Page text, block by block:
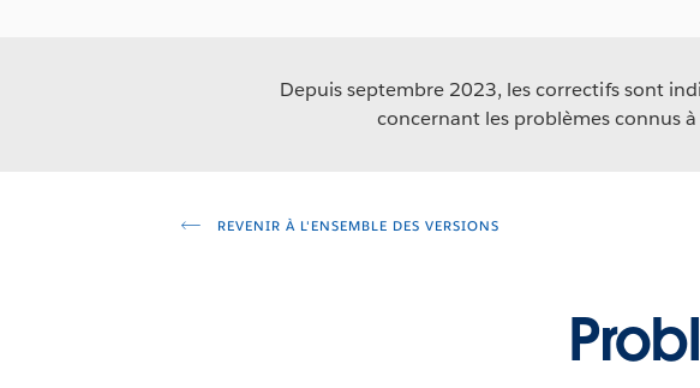
Depuis septembre 2023, les correctifs sont
concernant les problèmes connus à
REVENIR À L'ENSEMBLE DES VERSIONS